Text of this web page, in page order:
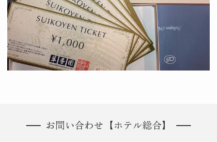
お問い合わせ【ホテル総合】